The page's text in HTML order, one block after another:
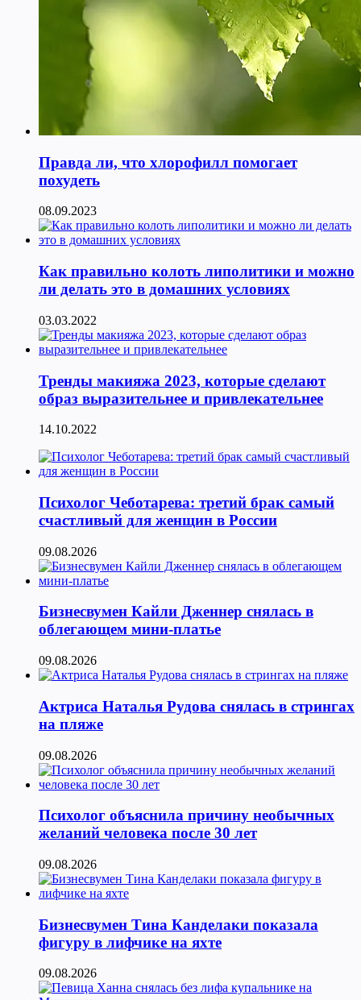
Правда ли, что хлорофилл помогает
похудеть
08.09.2023
Как правильно колоть липолитики и можно
ли делать это в домашних условиях
03.03.2022
Тренды макияжа 2023, которые сделают
образ выразительнее и привлекательнее
14.10.2022
Психолог Чеботарева: третий брак самый
счастливый для женщин в России
09.08.2026
Бизнесвумен Кайли Дженнер снялась в
облегающем мини-платье
09.08.2026
Актриса Наталья Рудова снялась в стрингах
на пляже
09.08.2026
Психолог объяснила причину необычных
желаний человека после 30 лет
09.08.2026
Бизнесвумен Тина Канделаки показала
фигуру в лифчике на яхте
09.08.2026